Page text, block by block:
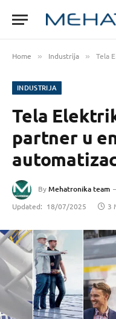
Home » Industrija » Tela
INDUSTRIJA
Tela
partner u
ByMehatronika team
Updated: 18/07/2025 3